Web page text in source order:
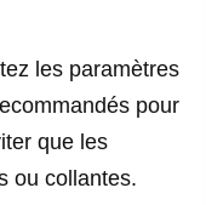
les paramètres
pour
que les
ou collantes.